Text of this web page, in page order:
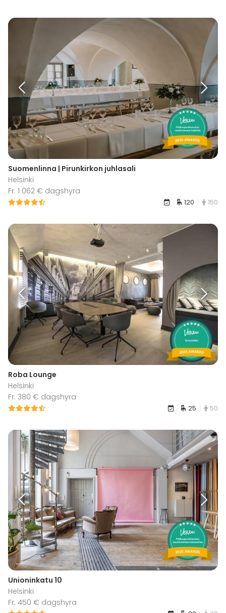
Suomenlinna | Pirunkirkon juhlasali
Helsinki
Fr. 1 062 € dagshyra
120 150
Roba Lounge
Helsinki
Fr. 380 € dagshyra
25 50
Unioninkatu 10
Helsinki
Fr. 450 € dagshyra